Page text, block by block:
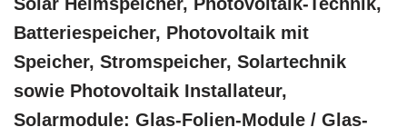
Batteriespeicher, Photovoltaik mit
Speicher, Stromspeicher, Solartechnik
sowie Photovoltaik Installateur,
Solarmodule: Glas-Folien-Module / Glas-